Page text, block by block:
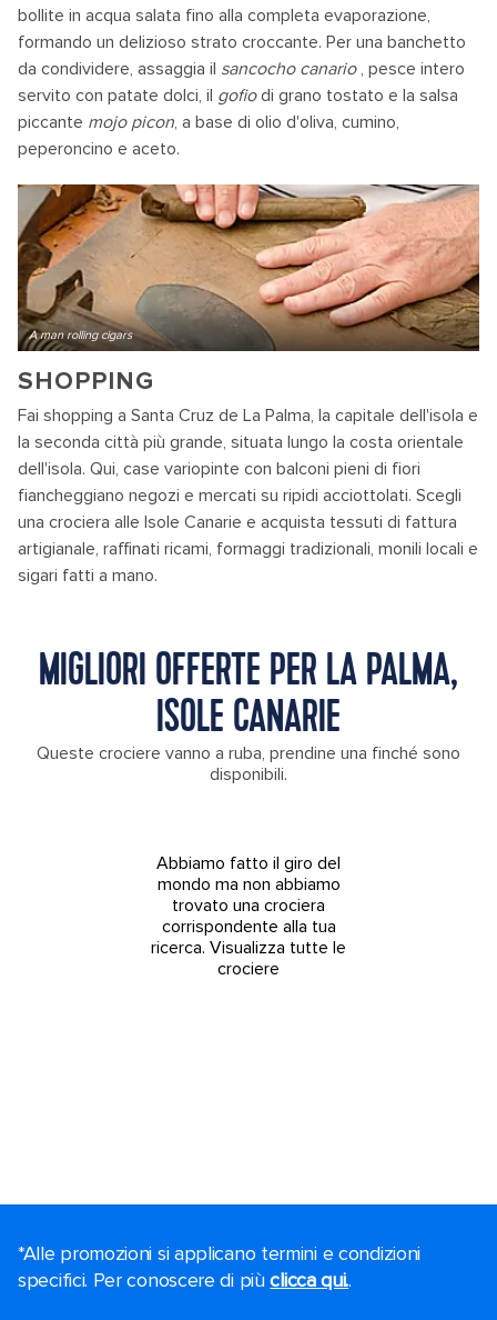
bollite in acqua salata fino alla completa evaporazione,
formando un delizioso strato croccante. Per una banchetto
da condividere, assaggia il sancocho canario , pesce intero
servito con patate dolci, il gofiodi grano tostato e la salsa
piccante mojo picon, a base di olio d'oliva, cumino,
peperoncino e aceto.
A man rolling cigars
SHOPPING
Fai shopping a Santa Cruz de La Palma, la capitale dell'isola e
la seconda città più grande, situata lungo la costa orientale
dell'isola. Qui, case variopinte con balconi pieni di fiori
fiancheggiano negozi e mercati su ripidi acciottolati. Scegli
una crociera alle Isole Canarie e acquista tessuti di fattura
artigianale, raffinati ricami, formaggi tradizionali, monili locali e
sigari fatti a mano.
MIGLIORI OFFERTE PER LA PALMA,
ISOLE CANARIE
Queste crociere vanno a ruba, prendine una finché sono
disponibili.
Abbiamo fatto il giro del
mondo ma non abbiamo
trovato una crociera
corrispondente alla tua
ricerca. Visualizza tutte le
crociere
*Alle promozioni si applicano termini e condizioni
specifici. Per conoscere di piùclicca qui..